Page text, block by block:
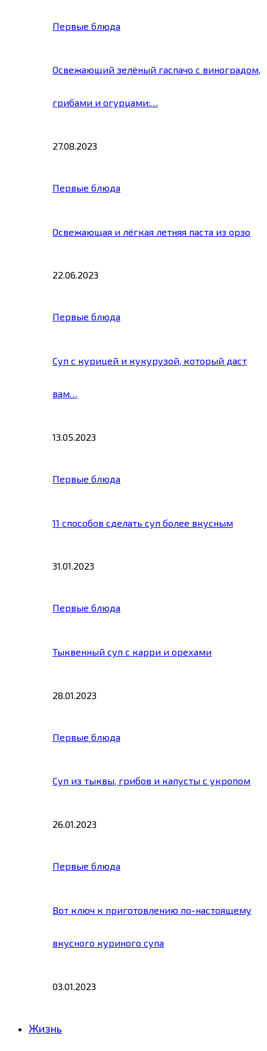
Первые блюда
Освежающий зелёный гаспачо с виноградом,
грибами и огурцами:…
27.08.2023
Первые блюда
Освежающая и лёгкая летняя паста из орзо
22.06.2023
Первые блюда
Суп с курицей и кукурузой, который даст
вам…
13.05.2023
Первые блюда
11 способов сделать суп более вкусным
31.01.2023
Первые блюда
Тыквенный суп с карри и орехами
28.01.2023
Первые блюда
Суп из тыквы, грибов и капусты с укропом
26.01.2023
Первые блюда
Вот ключ к приготовлению по-настоящему
вкусного куриного супа
03.01.2023
Жизнь